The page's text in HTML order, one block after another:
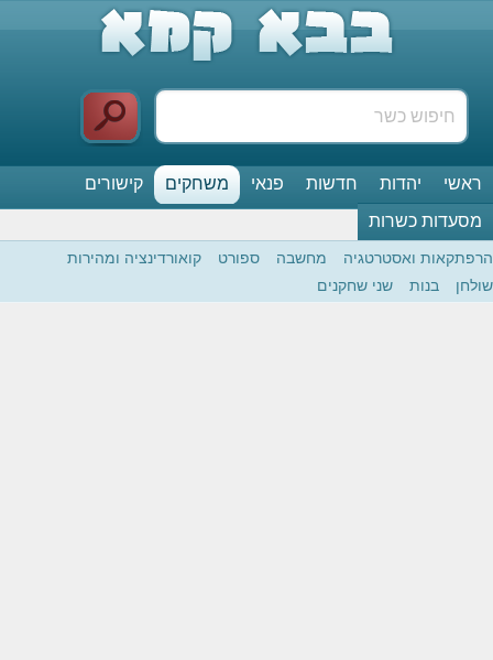
ראשי יהדות חדשות פנאי משחקים
קישורים
מסעדות כשרות
הרפתקאות ואסטרטגיה מחשבה ספורט
קואורדינציה ומהירות
שולחן
בנות שני שחקנים